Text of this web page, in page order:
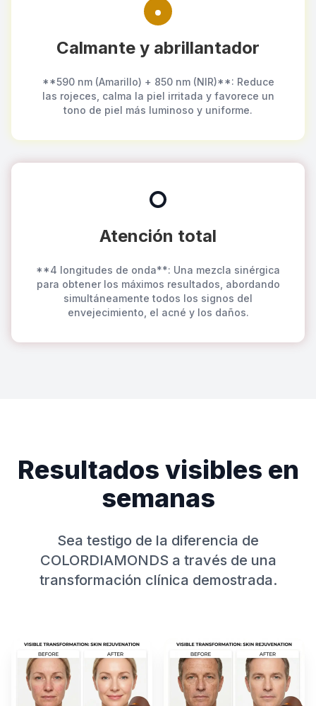
Calmante y abrillantador
**590 nm (Amarillo) + 850 nm (NIR)**: Reduce
las rojeces, calma la piel irritada y favorece un
tono de piel más luminoso y uniforme.
Atención total
**4 longitudes de onda**: Una mezcla sinérgica
para obtener los máximos resultados, abordando
simultáneamente todos los signos del
envejecimiento, el acné y los daños.
Resultados visibles en
semanas
Sea testigo de la diferencia de
COLORDIAMONDS a través de una
transformación clínica demostrada.